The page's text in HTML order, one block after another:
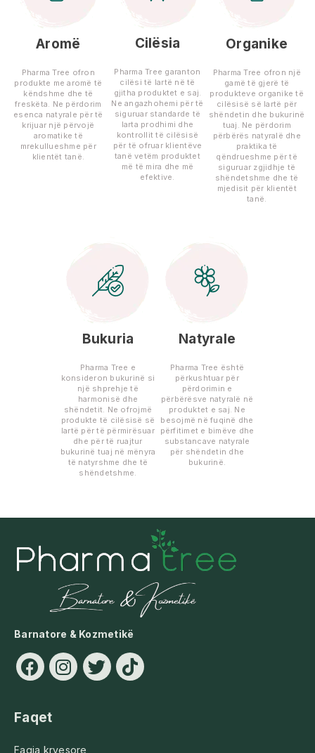
Aromë
Pharma Tree ofron
produkte me aromë të
këndshme dhe të
freskëta. Ne përdorim
esenca natyrale për të
krijuar një përvojë
aromatike të
mrekullueshme për
klientët tanë.
Cilësia
Pharma Tree garanton
cilësi të lartë në të
gjitha produktet e saj.
Ne angazhohemi për të
siguruar standarde të
larta prodhimi dhe
kontrollit të cilësisë
për të ofruar klientëve
tanë vetëm produktet
më të mira dhe më
efektive.
Organike
Pharma Tree ofron një
gamë të gjerë të
produkteve organike të
cilësisë së lartë për
shëndetin dhe bukurinë
tuaj. Ne përdorim
përbërës natyralë dhe
praktika të
qëndrueshme për të
siguruar zgjidhje të
shëndetshme dhe të
mjedisit për klientët
tanë.
Bukuria
Pharma Tree e
konsideron bukurinë si
një shprehje të
harmonisë dhe
shëndetit. Ne ofrojmë
produkte të cilësisë së
lartë për të përmirësuar
dhe për të ruajtur
bukurinë tuaj në mënyra
të natyrshme dhe të
shëndetshme.
Natyrale
Pharma Tree është
përkushtuar për
përdorimin e
përbërësve natyralë në
produktet e saj. Ne
besojmë në fuqinë dhe
përfitimet e bimëve dhe
substancave natyrale
për shëndetin dhe
bukurinë.
Barnatore & Kozmetikë
Faqet
Faqja kryesore